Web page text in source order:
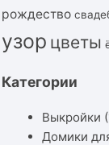
рождество
узор цветы
Категории
Выкройки
Домики